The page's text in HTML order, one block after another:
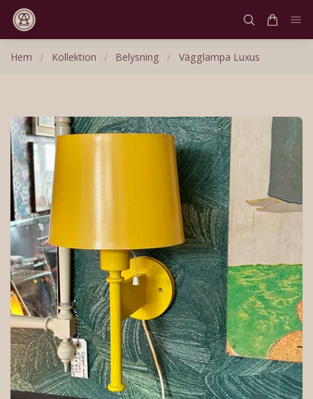
Hem / Kollektion / Belysning / Vägglampa Luxus